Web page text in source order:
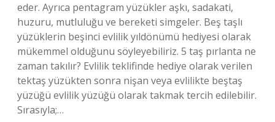
eder. Ayrıca pentagram yüzükler aşkı, sadakati,
huzuru, mutluluğu ve bereketi simgeler. Beş taşlı
yüzüklerin beşinci evlilik yıldönümü hediyesi olarak
mükemmel olduğunu söyleyebiliriz. 5 taş pırlanta ne
zaman takılır? Evlilik teklifinde hediye olarak verilen
tektaş yüzükten sonra nişan veya evlilikte beştaş
yüzüğü evlilik yüzüğü olarak takmak tercih edilebilir.
Sırasıyla;…